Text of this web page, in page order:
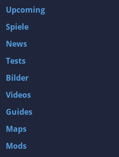
Upcoming
Spiele
News
Tests
Bilder
Videos
Guides
Maps
Mods